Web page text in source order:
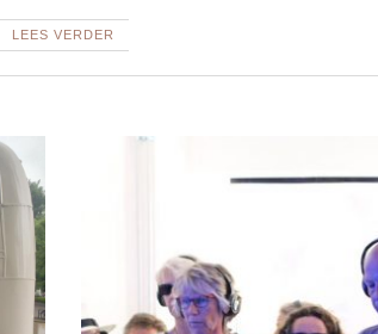
LEES VERDER